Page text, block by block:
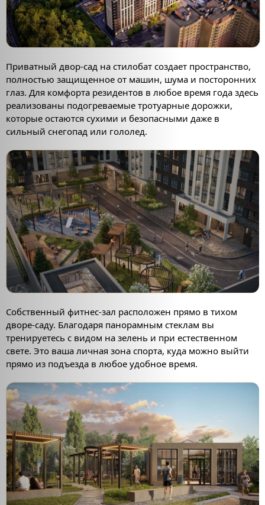
Приватный двор-сад на стилобат создает пространство,
полностью защищенное от машин, шума и посторонних
глаз. Для комфорта резидентов в любое время года здесь
реализованы подогреваемые тротуарные дорожки,
которые остаются сухими и безопасными даже в
сильный снегопад или гололед.
Собственный фитнес-зал расположен прямо в тихом
дворе-саду. Благодаря панорамным стеклам вы
тренируетесь с видом на зелень и при естественном
свете. Это ваша личная зона спорта, куда можно выйти
прямо из подъезда в любое удобное время.